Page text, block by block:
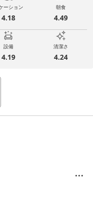
ーション
4.18
朝食
4.49
設備
4.19
清潔さ
4.24